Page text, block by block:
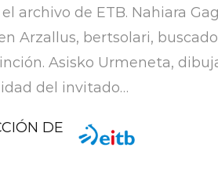
archivo de ETB. Nahiara
Arzallus, bertsolari,
Asisko Urmeneta,
del invitado…
DE